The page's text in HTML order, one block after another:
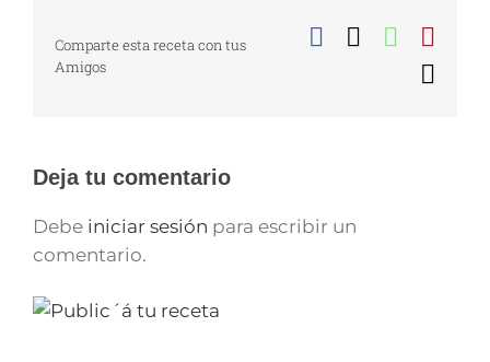
Comparte esta receta con tus
Amigos
Facebook
Deja tu comentario
Debe iniciar sesión para escribir un
comentario.